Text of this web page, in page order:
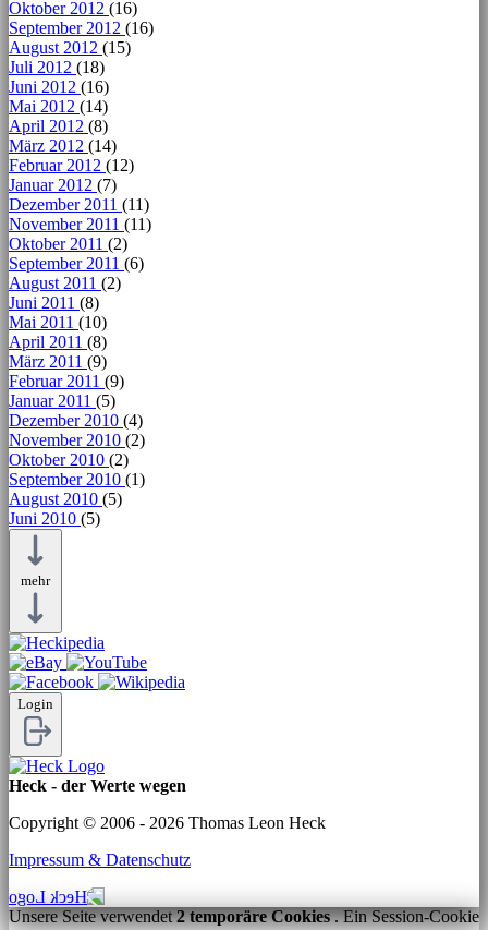
Oktober 2012 (16)
September 2012 (16)
August 2012 (15)
Juli 2012 (18)
Juni 2012 (16)
Mai 2012 (14)
April 2012 (8)
März 2012 (14)
Februar 2012 (12)
Januar 2012 (7)
Dezember 2011 (11)
November 2011 (11)
Oktober 2011 (2)
September 2011 (6)
August 2011 (2)
Juni 2011 (8)
Mai 2011 (10)
April 2011 (8)
März 2011 (9)
Februar 2011 (9)
Januar 2011 (5)
Dezember 2010 (4)
November 2010 (2)
Oktober 2010 (2)
September 2010 (1)
August 2010 (5)
Juni 2010 (5)
mehr
Login
Heck - der Werte wegen
Copyright © 2006 - 2026 Thomas Leon Heck
Impressum & Datenschutz
Unsere Seite verwendet2 temporäre Cookies. Ein Session-Cookie